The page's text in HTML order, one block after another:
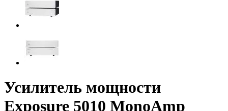
Усилитель мощности
Exposure 5010 MonoAmp